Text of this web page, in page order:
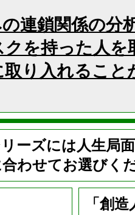
連鎖関係の分
クを持った人を
取り入れること
リーズには人生
わせてお選びく
「創